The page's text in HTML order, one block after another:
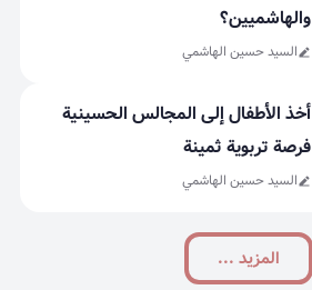
والهاشميين؟
السيد حسين الهاشمي
أخذ الأطفال إلى المجالس الحسينية
فرصة تربوية ثمينة
السيد حسين الهاشمي
المزید ...